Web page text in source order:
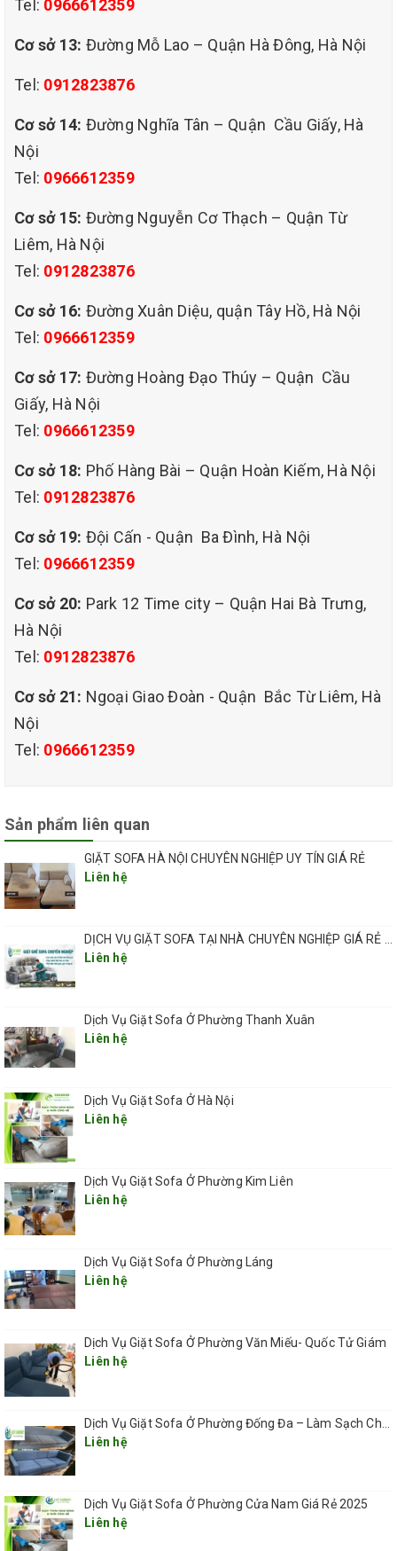
tại quận thanh xuân hà nội..
QUY TRÌNH GIẶT GHẾ SOFA Ở QUẬN THANH XUÂN HÀ NỘI –
QHT VIỆT NAM
và giặt bằng dụng cụ phù hợp với chất liệu
- Giặt tẩy kỹ lại những vết bẩn đặc biệt trên ghế bằng dung dịch
giặt sofa đặc biệt
- Chăm sóc sợi vải,coton sau khi giặt ghế sopha
- Sấy khô ghế bằng máy sấy công suất lớn
- Dùng máy thổi – thổi khô ghế(nếu cần)
- Tiến hành giặt lại lần 2 – 3 đối với các vết bẩn khó ra
- Lau chùi vệ sinh lại sofa sau khi giặt sofa
quá trình giặt sofa.
Tel: 0966612359
Cơ sở 13: Đường Mỗ Lao – Quận Hà Đông, Hà Nội
Tel: 0912823876
Cơ sở 14: Đường Nghĩa Tân – Quận Cầu Giấy, Hà
Nội
Tel: 0966612359
Cơ sở 15: Đường Nguyễn Cơ Thạch – Quận Từ
Liêm, Hà Nội
Tel: 0912823876
Cơ sở 16: Đường Xuân Diệu, quận Tây Hồ, Hà Nội
Tel: 0966612359
Cơ sở 17: Đường Hoàng Đạo Thúy – Quận Cầu
Giấy, Hà Nội
Tel: 0966612359
Cơ sở 18: Phố Hàng Bài – Quận Hoàn Kiếm, Hà Nội
Tel: 0912823876
Cơ sở 19: Đội Cấn - Quận Ba Đình, Hà Nội
Tel: 0966612359
Cơ sở 20: Park 12 Time city – Quận Hai Bà Trưng,
Hà Nội
Tel: 0912823876
Cơ sở 21: Ngoại Giao Đoàn - Quận Bắc Từ Liêm, Hà
Nội
Tel: 0966612359
Sản phẩm liên quan
GIẶT SOFA HÀ NỘI CHUYÊN NGHIỆP UY TÍN GIÁ RẺ
Liên hệ
Liên hệ
Dịch Vụ Giặt Sofa Ở Phường Thanh Xuân
Liên hệ
Dịch Vụ Giặt Sofa Ở Hà Nội
Liên hệ
Dịch Vụ Giặt Sofa Ở Phường Kim Liên
Liên hệ
Dịch Vụ Giặt Sofa Ở Phường Láng
Liên hệ
Dịch Vụ Giặt Sofa Ở Phường Văn Miếu- Quốc Tử Giám
Liên hệ
Liên hệ
Dịch Vụ Giặt Sofa Ở Phường Cửa Nam Giá Rẻ 2025
Liên hệ